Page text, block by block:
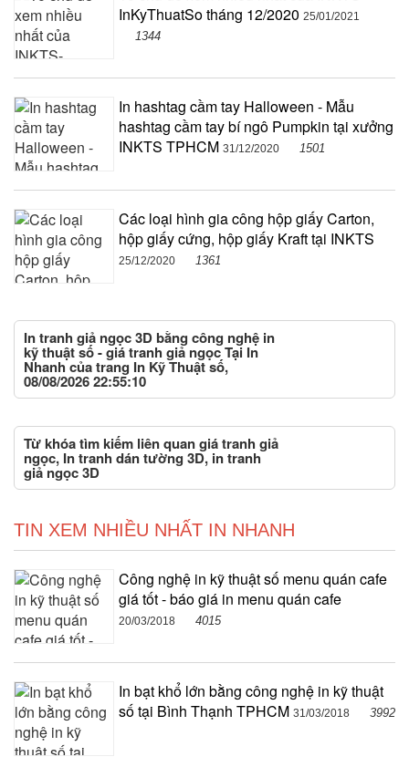
InKyThuatSo tháng 12/2020 25/01/2021
1344
In hashtag cầm tay Halloween - Mẫu
hashtag cầm tay bí ngô Pumpkin tại xưởng
INKTS TPHCM 31/12/2020 1501
Các loại hình gia công hộp giấy Carton,
hộp giấy cứng, hộp giấy Kraft tại INKTS
25/12/2020 1361
In tranh giả ngọc 3D bằng công nghệ in
kỹ thuật số - giá tranh giả ngọc Tại In
Nhanh của trang In Kỹ Thuật số,
08/08/2026 22:55:10
Từ khóa tìm kiếm liên quan giá tranh giả
ngọc, In tranh dán tường 3D, in tranh
giả ngọc 3D
TIN XEM NHIỀU NHẤT IN NHANH
Công nghệ in kỹ thuật số menu quán cafe
giá tốt - báo giá in menu quán cafe
20/03/2018 4015
In bạt khổ lớn bằng công nghệ in kỹ thuật
số tại Bình Thạnh TPHCM 31/03/2018 3992